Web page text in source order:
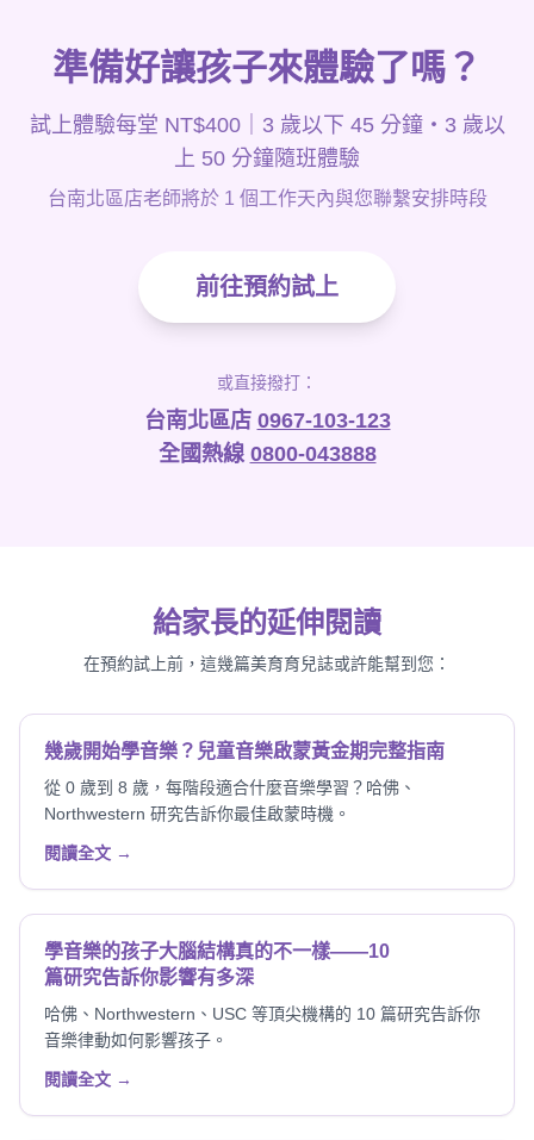
準備好讓孩子來體驗了嗎？
試上體驗每堂 NT$400｜3 歲以下 45 分鐘・3 歲以
上 50 分鐘隨班體驗
台南北區店老師將於 1 個工作天內與您聯繫安排時段
前往預約試上
或直接撥打：
台南北區店 0967-103-123
全國熱線 0800-043888
給家長的延伸閱讀
在預約試上前，這幾篇美育育兒誌或許能幫到您：
幾歲開始學音樂？兒童音樂啟蒙黃金期完整指南
從 0 歲到 8 歲，每階段適合什麼音樂學習？哈佛、
Northwestern 研究告訴你最佳啟蒙時機。
閱讀全文 →
學音樂的孩子大腦結構真的不一樣——10
篇研究告訴你影響有多深
哈佛、Northwestern、USC 等頂尖機構的 10 篇研究告訴你
音樂律動如何影響孩子。
閱讀全文 →